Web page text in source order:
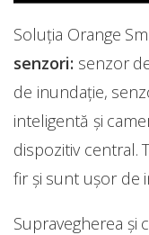
Soluția Orange
senzori: senzor
de inundație,
inteligentă și
dispozitiv central.
fir și sunt uşor de
Supravegherea și